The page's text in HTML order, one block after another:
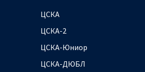
ЦСКА
ЦСКА-2
ЦСКА-Юниор
ЦСКА-ДЮБЛ